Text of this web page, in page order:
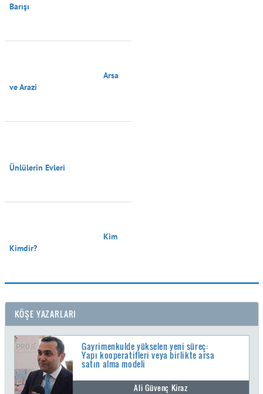
Barışı
ve Arazi
Ünlülerin Evleri
Kimdir?
KÖŞE YAZARLARI
Gayrimenkulde yükselen yeni süreç:
Yapı kooperatifleri veya birlikte arsa
satın alma modeli
Ali Güvenç Kiraz